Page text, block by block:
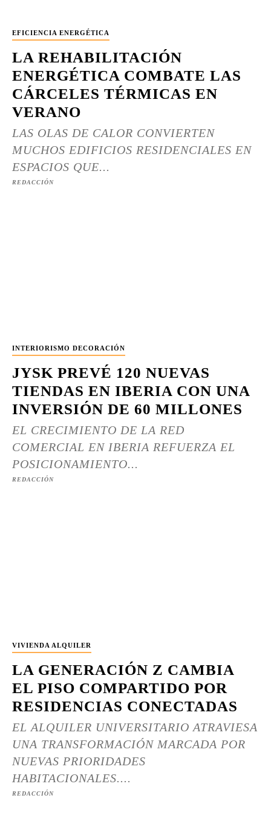
EFICIENCIA ENERGÉTICA
LA REHABILITACIÓN
ENERGÉTICA COMBATE LAS
CÁRCELES TÉRMICAS EN
VERANO
LAS OLAS DE CALOR CONVIERTEN
MUCHOS EDIFICIOS RESIDENCIALES EN
ESPACIOS QUE...
REDACCIÓN
INTERIORISMO DECORACIÓN
JYSK PREVÉ 120 NUEVAS
TIENDAS EN IBERIA CON UNA
INVERSIÓN DE 60 MILLONES
EL CRECIMIENTO DE LA RED
COMERCIAL EN IBERIA REFUERZA EL
POSICIONAMIENTO...
REDACCIÓN
VIVIENDA ALQUILER
LA GENERACIÓN Z CAMBIA
EL PISO COMPARTIDO POR
RESIDENCIAS CONECTADAS
EL ALQUILER UNIVERSITARIO ATRAVIESA
UNA TRANSFORMACIÓN MARCADA POR
NUEVAS PRIORIDADES
HABITACIONALES....
REDACCIÓN